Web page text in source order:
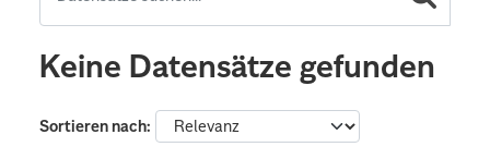
Keine Datensätze gefunden
Sortieren nach